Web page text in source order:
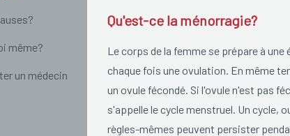
même?
un médecin
Qu'est-ce la ménorragie?
Le corps de la femme se prépare à
chaque fois une ovulation. En même
un ovule fécondé. Si l'ovule n'est pas
s'appelle le cycle menstruel. Un cycle,
règles-mêmes peuvent persister